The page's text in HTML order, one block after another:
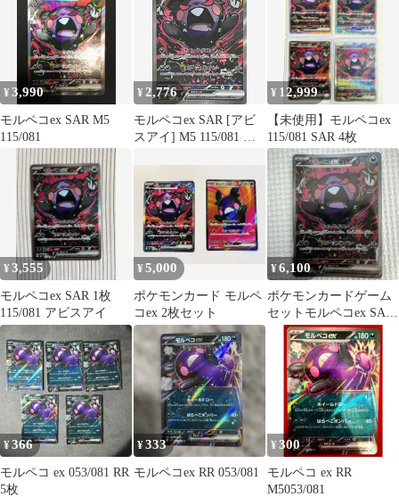
¥3,990
モルペコex SAR M5
115/081
¥2,776
モルペコex SAR [アビ
スアイ] M5 115/081 傷
¥ 12,999
【未使用】モルペコex
115/081 SAR 4枚
¥3,555
モルペコex SAR 1枚
115/081 アビスアイ
¥5,000
ポケモンカード モルペ
コex 2枚セット
¥6,100
ポケモンカードゲーム
セットモルペコex SAR
115/081 -SRセット5枚
¥366
モルペコ ex 053/081 RR
5枚
¥333
モルペコex RR 053/081
¥ 300
モルペコ ex RR
M5053/081